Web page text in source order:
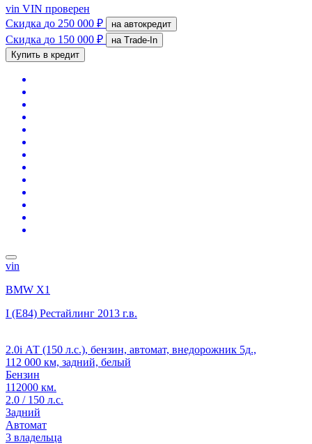
vin VIN проверен
Скидка до 250 000 ₽ на автокредит
Скидка до 150 000 ₽
на Trade-In
Купить в кредит
vin
BMW X1
I (E84) Рестайлинг 2013 г.в.
2.0i АТ (150 л.с.), бензин, автомат, внедорожник 5д.,
112 000 км, задний, белый
Бензин
112000 км.
2.0 / 150 л.с.
Задний
Автомат
3 владельца